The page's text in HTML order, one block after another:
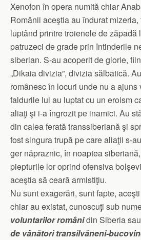
Xenofon în opera numită chiar
Românii aceştia au îndurat
luptând printre troienele de zăpadă
patruzeci de grade prin întinderile
siberian. S-au acoperit de glorie,
„Dikaia divizia”, divizia sălbatică.
românesc în locuri unde nu a ajuns
faldurile lui au luptat cu un eroism
aliaţi şi i-a îngrozit pe inamici. Au
din calea ferată transsiberiană şi
fost singura trupă pe care aliaţii s-
ger năpraznic, în noaptea
piepturile lor oprind ofensiva
aceştia să ceară armistiţiu.
Nu sunt exagerări, sunt fapte,
chiar au existat, cunoscuţi sub
voluntarilor românidin Siberia sau
de vânători transilvăneni-